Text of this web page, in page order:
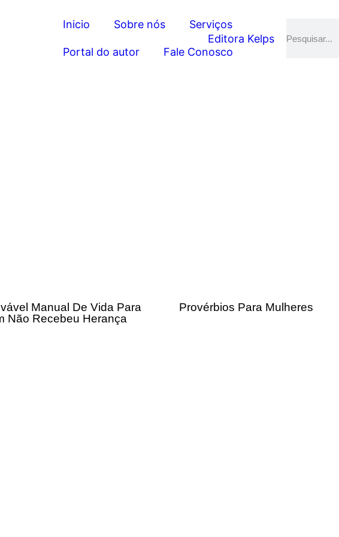
Inicio Sobre nós Serviços
Portal do autor Fale Conosco
Manual De Vida Para
Não Recebeu Herança
Provérbios Para Mulheres